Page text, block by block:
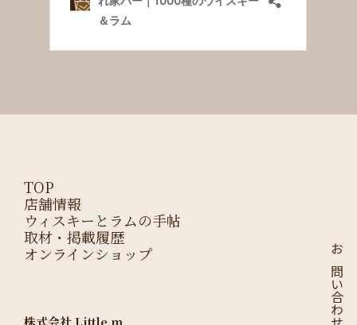
TOP
店舗情報
ウィスキーとラムの手帖
取材・掲載履歴
オンラインショップ